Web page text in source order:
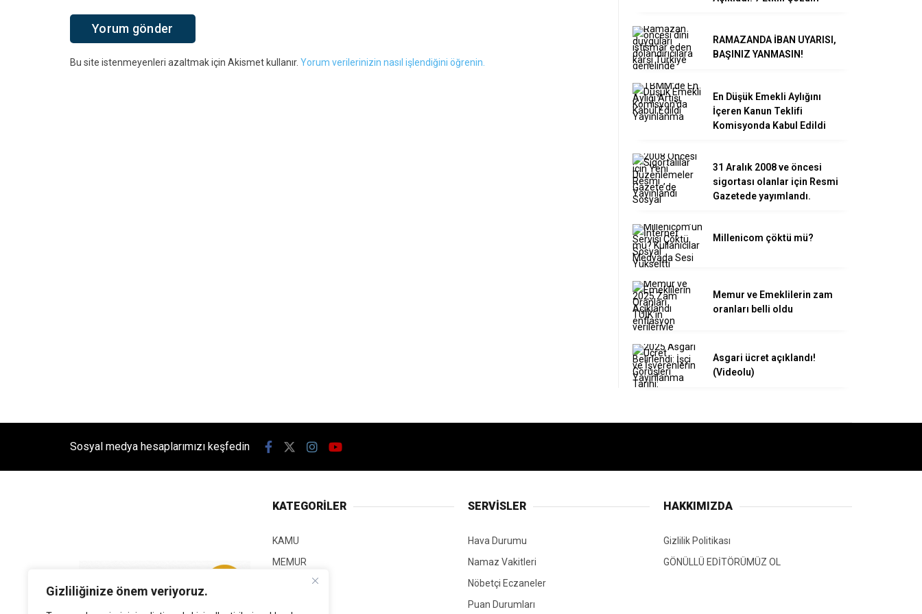
Gizliliğinize önem veriyoruz.
Bu site istenmeyenleri azaltmak için Akismet kullanır. Yorum verilerinizin nasıl işlendiğini öğrenin.
RAMAZANDA İBAN UYARISI,
BAŞINIZ YANMASIN!
En Düşük Emekli Aylığını
İçeren Kanun Teklifi
Komisyonda Kabul Edildi
31 Aralık 2008 ve öncesi
sigortası olanlar için Resmi
Gazetede yayımlandı.
Millenicom çöktü mü?
Memur ve Emeklilerin zam
oranları belli oldu
Asgari ücret açıklandı!
(Videolu)
Sosyal medya hesaplarımızı keşfedin
KATEGORİLER
KAMU
MEMUR
SERVİSLER
Hava Durumu
Namaz Vakitleri
Nöbetçi Eczaneler
Puan Durumları
HAKKIMIZDA
Gizlilik Politikası
GÖNÜLLÜ EDİTÖRÜMÜZ OL